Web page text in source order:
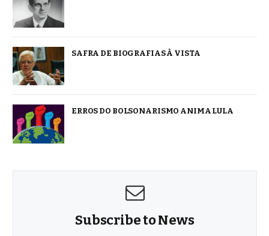
SAFRA DE BIOGRAFIAS À VISTA
ERROS DO BOLSONARISMO ANIMA LULA
Subscribe to News